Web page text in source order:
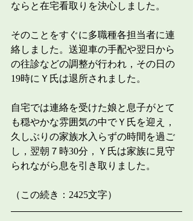
ならと在宅看取りを決心しました。
そのことをすぐに多職種各担当者に連
絡しました。送迎車の手配や翌日から
の往診などの調整が行われ，その日の
19時にＹ氏は退所されました。
自宅では連絡を受けた娘と息子がとて
も穏やかな雰囲気の中でＹ氏を迎え，
久しぶりの家族水入らずの時間を過ご
し，翌朝７時30分，Ｙ氏は家族に見守
られながら息を引き取りました。
（この続き：2425文字）